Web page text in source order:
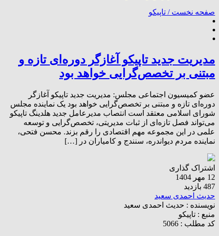
صفحه نخست / تاپیکو
مدیریت جدید تاپیکو آغازگر دوره‌ای تازه و
مبتنی بر تخصص‌گرایی خواهد بود
عضو کمیسیون اجتماعی مجلس: مدیریت جدید تاپیکو آغازگر
دوره‌ای تازه و مبتنی بر تخصص‌گرایی خواهد بود یک نماینده مجلس
شورای اسلامی معتقد است انتصاب مدیرعامل جدید هلدینگ تاپیکو
می‌تواند فصل تازه‌ای از ثبات مدیریتی، تخصص‌گرایی و توسعه
علمی در این مجموعه مهم اقتصادی را رقم بزند. محسن فتحی،
نماینده مردم دیواندره، سنندج و کامیاران در […]
اشتراک گذاری
12 مهر 1404
487 بازدید
حدیث احمدی سعید
نویسنده : حدیث احمدی سعید
منبع : تاپیکو
کد مطلب : 5066